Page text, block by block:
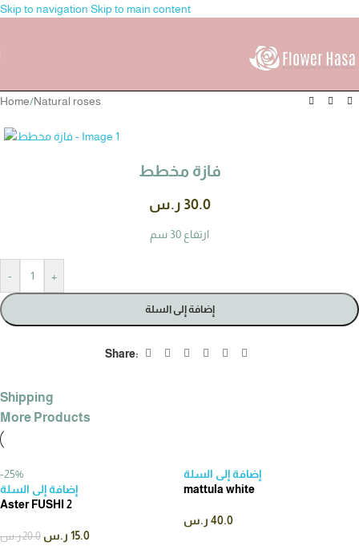
Skip to navigation Skip to main content
Home/Natural roses
فازة مخطط
30.0 ر.س
ارتفاع 30 سم
- +
إضافة إلى السلة
Share:
Shipping
More Products
-25%
إضافة إلى السلة
Aster FUSHI 2
20.0ر.س 15.0 ر.س
إضافة إلى السلة
mattula white
40.0 ر.س